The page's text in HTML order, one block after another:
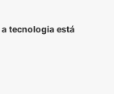
tecnologia está